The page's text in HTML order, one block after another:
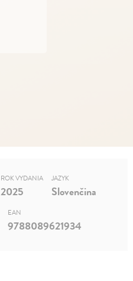
ROK VYDANIA
2025
JAZYK
Slovenčina
EAN
9788089621934